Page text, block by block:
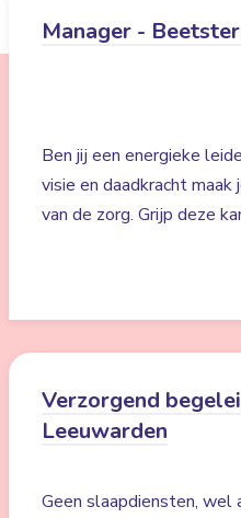
Manager -
Ben jij een energieke
visie en daadkracht
van de zorg. Grijp deze
Verzorgend
Leeuwarden
Geen slaapdiensten,